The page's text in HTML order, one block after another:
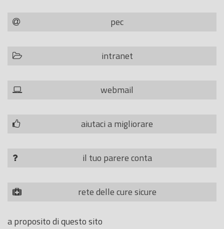
pec
intranet
webmail
aiutaci a migliorare
il tuo parere conta
rete delle cure sicure
a proposito di questo sito